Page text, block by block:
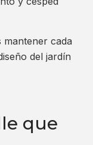
mantener cada
del jardín
que